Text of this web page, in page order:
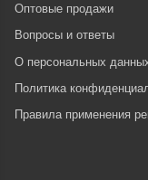
Оптовые продажи
Вопросы и ответы
О персональных
Политика
Правила применения